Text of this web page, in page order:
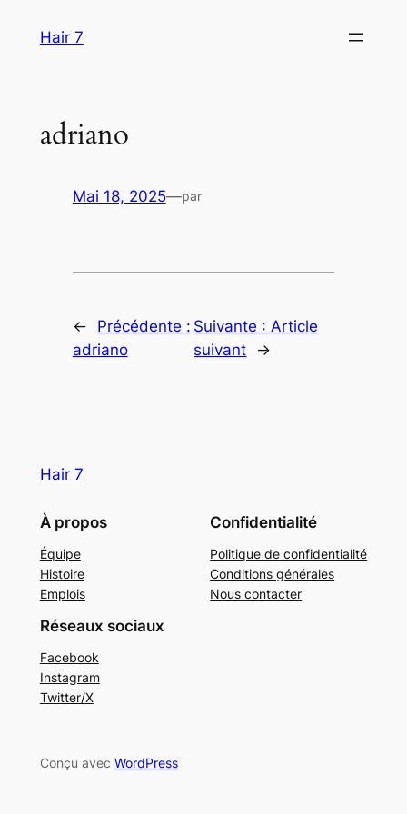
Hair 7
adriano
Mai 18, 2025—par
←
Précédente :
adriano
Suivante : Article
suivant
→
Hair 7
À propos
Équipe
Histoire
Emplois
Confidentialité
Politique de confidentialité
Conditions générales
Nous contacter
Réseaux sociaux
Facebook
Instagram
Twitter/X
Conçu avec WordPress